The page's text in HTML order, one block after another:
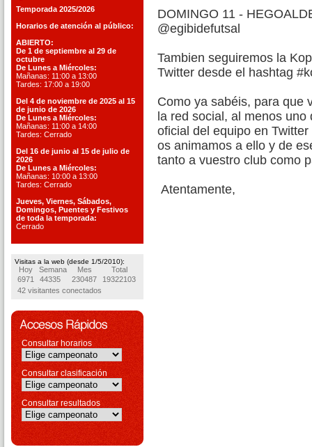
Temporada 2025/2026
Horarios de atención al público:
ABIERTO:
De 1 de septiembre al 29 de
octubre
De Lunes a Miércoles:
Mañanas: 11:00 a 13:00
Tardes: 17:00 a 19:00
Del 4 de noviembre de 2025 al 15
de junio de 2026
De Lunes a Miércoles:
Mañanas: 11:00 a 14:00
Tardes: Cerrado
Del 16 de junio al 15 de julio de
2026
De Lunes a Miércoles:
Mañanas: 10:00 a 13:00
Tardes: Cerrado
Jueves, Viernes, Sábados,
Domingos, Puentes y Festivos
de toda la temporada:
Cerrado
Visitas a la web (desde 1/5/2010):
Hoy Semana Mes
Total
6971
44335 230487
19322103
42 visitantes conectados
Consultar horarios
Consultar clasificación
Consultar resultados
DOMINGO 11 -
@egibidefutsal
Tambien seguiremos la
Twitter desde el hashtag
Como ya sabéis, para que
la red social, al menos
oficial del equipo en
os animamos a ello y de
tanto a vuestro club como
Atentamente,